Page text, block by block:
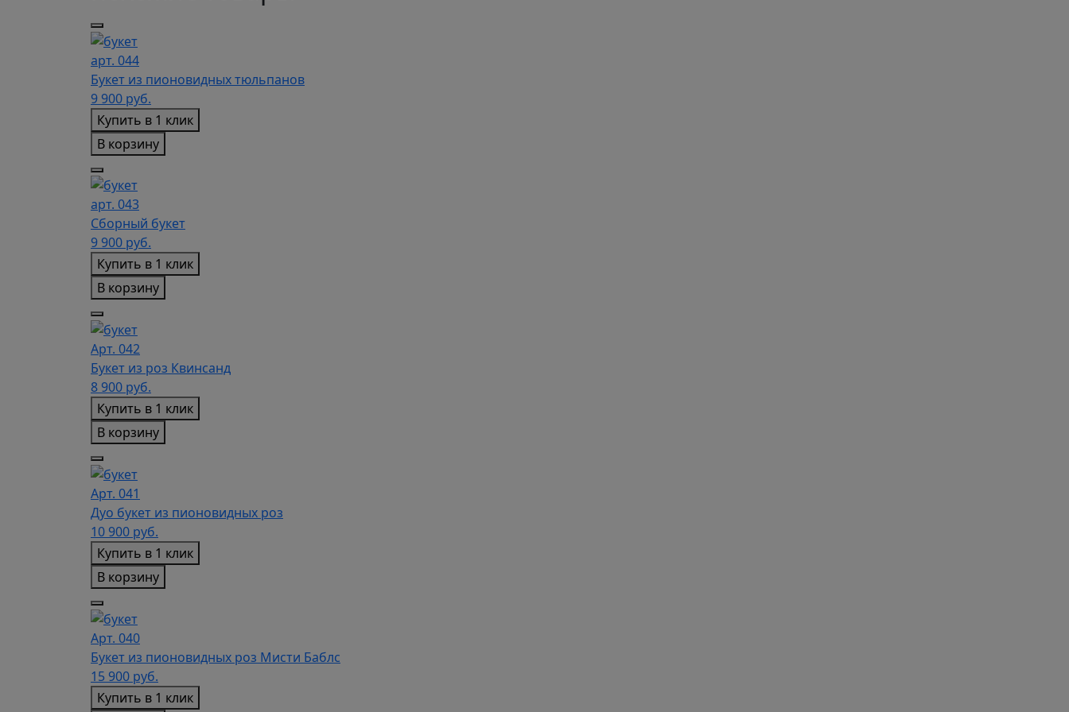
арт. 044
Букет из пионовидных тюльпанов
9 900 руб.
Купить в 1 клик
В корзину
арт. 043
Сборный букет
9 900 руб.
Купить в 1 клик
В корзину
Арт. 042
Букет из роз Квинсанд
8 900 руб.
Купить в 1 клик
В корзину
Арт. 041
Дуо букет из пионовидных роз
10 900 руб.
Купить в 1 клик
В корзину
Арт. 040
Букет из пионовидных роз Мисти Баблс
15 900 руб.
Купить в 1 клик